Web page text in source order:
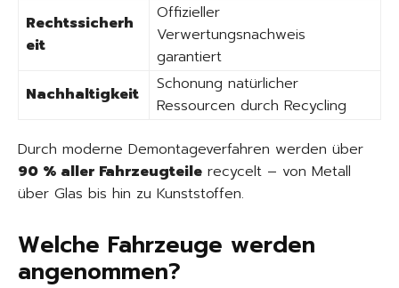
Rechtssicherh
eit
Offizieller
Verwertungsnachweis
garantiert
Nachhaltigkeit
Schonung natürlicher
Ressourcen durch Recycling
Durch moderne Demontageverfahren werden über
90 % aller Fahrzeugteile recycelt – von Metall
über Glas bis hin zu Kunststoffen.
Welche Fahrzeuge werden
angenommen?